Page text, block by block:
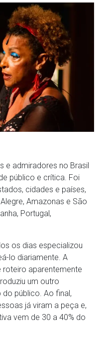
e admiradores no Brasil
público e crítica. Foi
cidades e países,
Amazonas e São
Portugal,
os dias especializou
lo diariamente. A
roteiro aparentemente
um outro
público. Ao final,
já viram a peça e,
vem de 30 a 40% do